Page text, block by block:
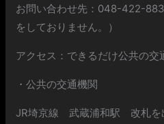
お問い合わせ先：048-422-
をしておりません。）
アクセス：できるだけ公共の交
・公共の交通機関
JR埼京線 武蔵浦和駅 改札を